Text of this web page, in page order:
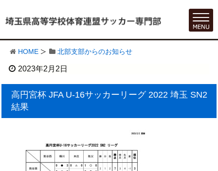
HOME 北部支部からのお知らせ
2023年2月2日
高円宮杯 JFA U-16サッカーリーグ 2022 埼玉 SN2
結果